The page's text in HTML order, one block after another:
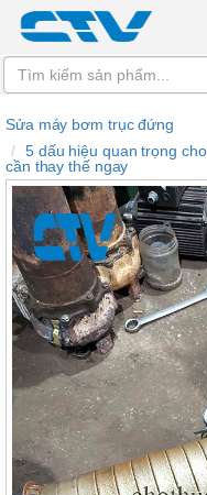
Sửa máy bơm trục đứng
5 dấu hiệu quan trọng
cần thay thế ngay